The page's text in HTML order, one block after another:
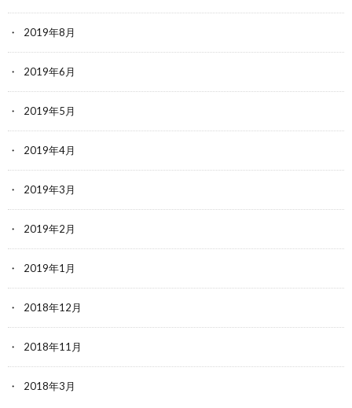
2019年8月
2019年6月
2019年5月
2019年4月
2019年3月
2019年2月
2019年1月
2018年12月
2018年11月
2018年3月